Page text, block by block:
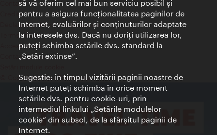
Contact
Credits
Declaraţie privind protecţia datelor
Terms of Use
Accesibilitate
Contact presa
© Copyright Wien Tourismus
să vă oferim cel mai bun serviciu posibil şi
pentru a asigura funcţionalitatea paginilor de
Internet, evaluărilor şi conţinuturilor adaptate
la interesele dvs. Dacă nu doriţi utilizarea lor,
puteţi schimba setările dvs. standard la
„Setări extinse“.
Sugestie: în timpul vizitării paginii noastre de
Internet puteţi schimba în orice moment
setările dvs. pentru cookie-uri, prin
intermediul linkului „Setările modulelor
cookie“ din subsol, de la sfârşitul paginii de
Internet.